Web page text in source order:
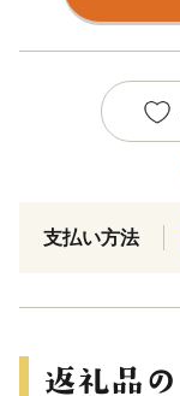
支払い方法